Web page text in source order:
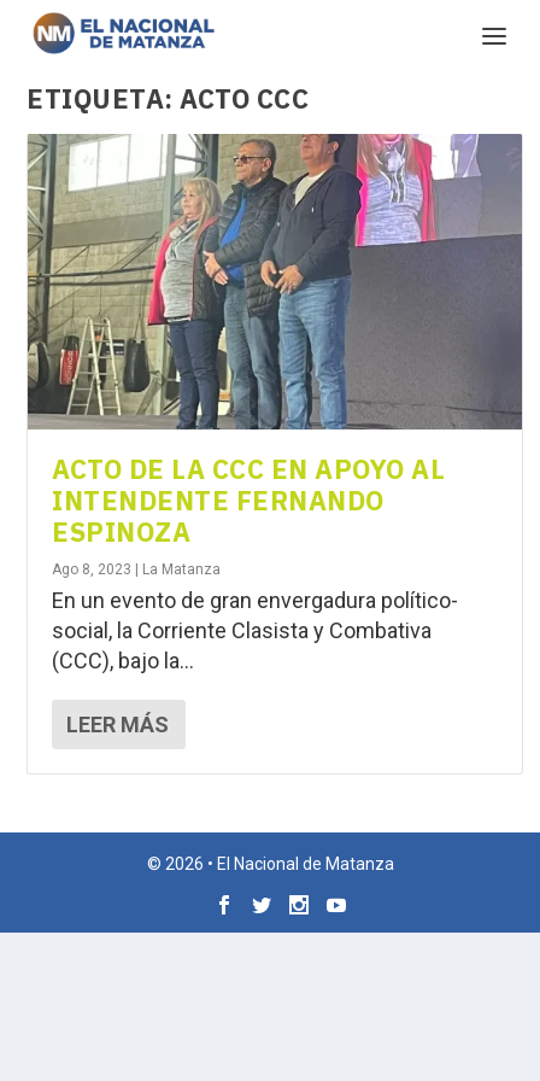
ETIQUETA:ACTO CCC
ACTO DE LA CCC EN APOYO AL
INTENDENTE FERNANDO
ESPINOZA
Ago 8, 2023 La Matanza
En un evento de gran envergadura político-
social, la Corriente Clasista y Combativa
(CCC), bajo la...
LEER MÁS
© 2026 • El Nacional de Matanza